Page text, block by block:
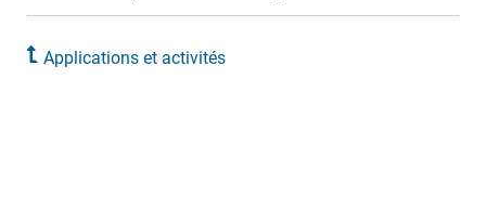
Applications et activités